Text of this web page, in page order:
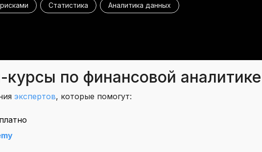
Статистика Аналитика данных
по финансовой аналитике
экспертов, которые помогут: